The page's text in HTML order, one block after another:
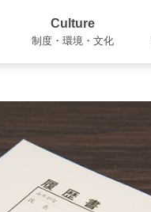
Culture
制度・環境・文化